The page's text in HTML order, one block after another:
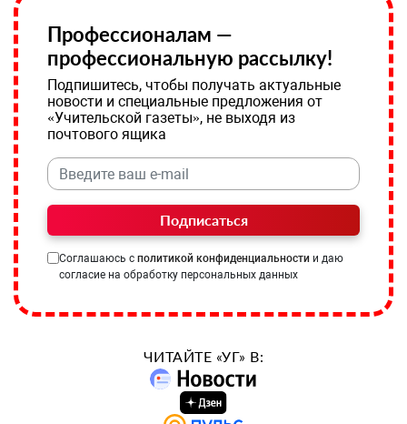
Профессионалам —
профессиональную рассылку!
Подпишитесь, чтобы получать актуальные
новости и специальные предложения от
«Учительской газеты», не выходя из
почтового ящика
Подписаться
Соглашаюсь с политикой конфиденциальности и даю
согласие на обработку персональных данных
ЧИТАЙТЕ «УГ» В: